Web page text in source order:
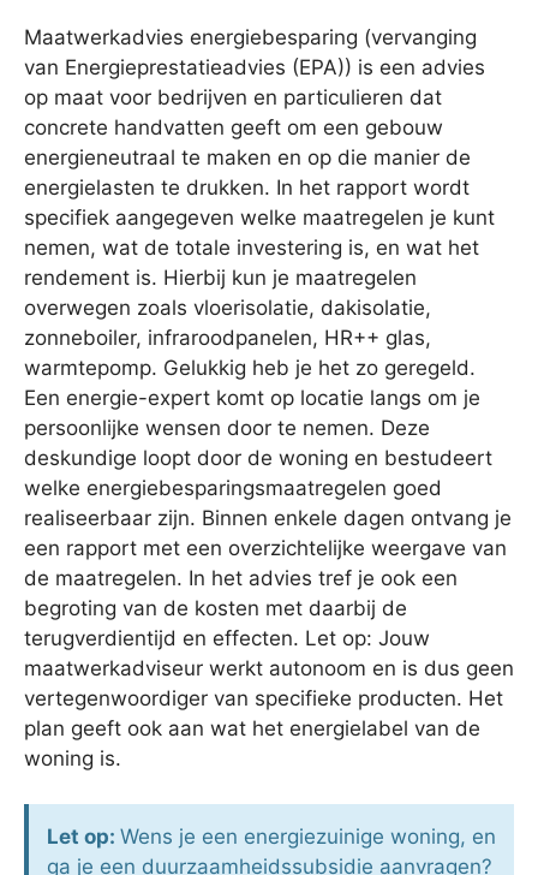
Maatwerkadvies energiebesparing (vervanging
van Energieprestatieadvies (EPA)) is een advies
op maat voor bedrijven en particulieren dat
concrete handvatten geeft om een gebouw
energieneutraal te maken en op die manier de
energielasten te drukken. In het rapport wordt
specifiek aangegeven welke maatregelen je kunt
nemen, wat de totale investering is, en wat het
rendement is. Hierbij kun je maatregelen
overwegen zoals vloerisolatie, dakisolatie,
zonneboiler, infraroodpanelen, HR++ glas,
warmtepomp. Gelukkig heb je het zo geregeld.
Een energie-expert komt op locatie langs om je
persoonlijke wensen door te nemen. Deze
deskundige loopt door de woning en bestudeert
welke energiebesparingsmaatregelen goed
realiseerbaar zijn. Binnen enkele dagen ontvang je
een rapport met een overzichtelijke weergave van
de maatregelen. In het advies tref je ook een
begroting van de kosten met daarbij de
terugverdientijd en effecten. Let op: Jouw
maatwerkadviseur werkt autonoom en is dus geen
vertegenwoordiger van specifieke producten. Het
plan geeft ook aan wat het energielabel van de
woning is.
Let op: Wens je een energiezuinige woning, en
ga je een duurzaamheidssubsidie aanvragen?